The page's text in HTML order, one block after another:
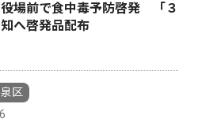
場前で食中毒予防啓発 「３
へ啓発品配布
区